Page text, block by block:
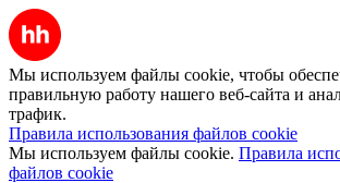
Мы используем файлы cookie, чтобы
правильную работу нашего веб-сайта и
трафик.
Правила использования файлов cookie
Мы используем файлы cookie. Правила
файлов cookie